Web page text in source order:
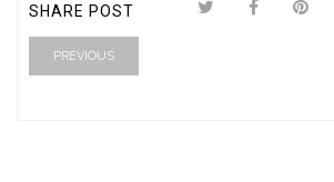
SHARE POST
PREVIOUS